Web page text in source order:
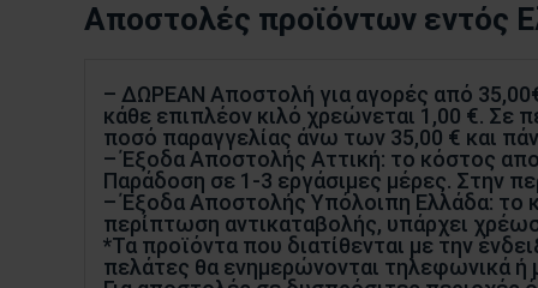
Αποστολές προϊόντων εντός
– ΔΩΡΕΑΝ Αποστολή για αγορές από
κάθε επιπλέον κιλό χρεώνεται 1,00 €. Σε
ποσό παραγγελίας άνω των 35,00 € και
– Έξοδα Αποστολής Αττική: το κόστος
Παράδοση σε 1-3 εργάσιμες μέρες. Στην
– Έξοδα Αποστολής Υπόλοιπη Ελλάδα: το
περίπτωση αντικαταβολής, υπάρχει
*Τα προϊόντα που διατίθενται με την
πελάτες θα ενημερώνονται τηλεφωνικά ή